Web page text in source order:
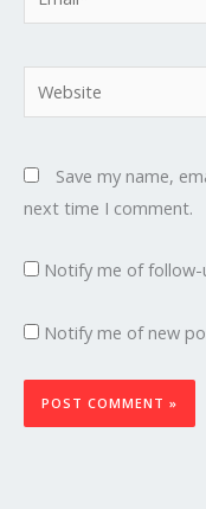
Website
Save my name,
next time I comment.
Notify me of
Notify me of new